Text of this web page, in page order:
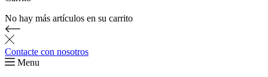
No hay más artículos en su carrito
Contacte con nosotros
Menu